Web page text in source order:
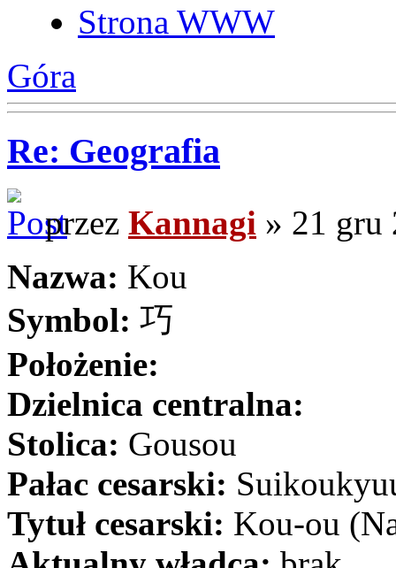
Strona WWW
Góra
Re: Geografia
przez Kannagi » 21 gru
Nazwa: Kou
Symbol: 巧
Położenie:
Dzielnica centralna:
Stolica: Gousou
Pałac cesarski:
Tytuł cesarski: Kou-ou